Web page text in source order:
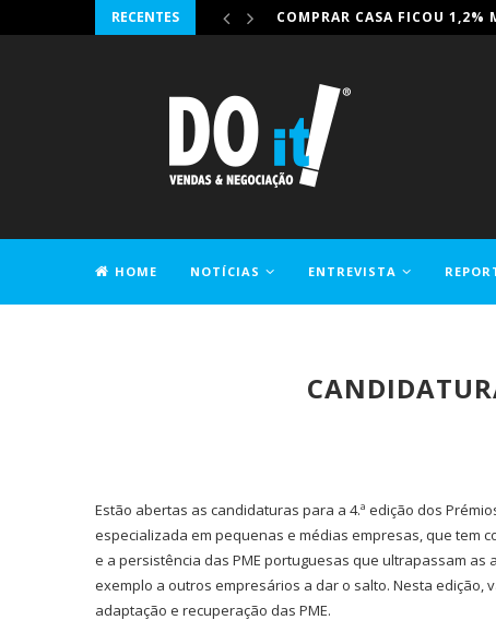
RECENTES IRONHACK JUNTA-SE À DIG-
HOME NOTÍCIAS ENTREVISTA
Estão abertas as candidaturas para a 4.ª edição dos
especializada em pequenas e médias empresas, que tem
e a persistência das PME portuguesas que ultrapassam
exemplo a outros empresários a dar o salto. Nesta
adaptação e recuperação das PME.